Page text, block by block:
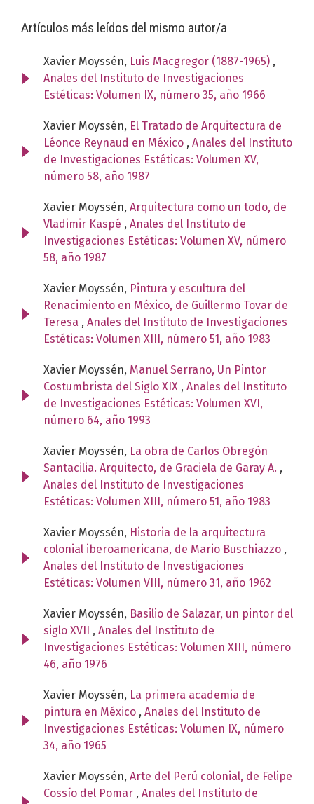
Artículos más leídos del mismo autor/a
Xavier Moyssén, Luis Macgregor (1887-1965) ,
Anales del Instituto de Investigaciones
Estéticas: Volumen IX, número 35, año 1966
Xavier Moyssén, El Tratado de Arquitectura de
Léonce Reynaud en México , Anales del Instituto
de Investigaciones Estéticas: Volumen XV,
número 58, año 1987
Xavier Moyssén, Arquitectura como un todo, de
Vladimir Kaspé , Anales del Instituto de
Investigaciones Estéticas: Volumen XV, número
58, año 1987
Xavier Moyssén, Pintura y escultura del
Renacimiento en México, de Guillermo Tovar de
Teresa , Anales del Instituto de Investigaciones
Estéticas: Volumen XIII, número 51, año 1983
Xavier Moyssén, Manuel Serrano, Un Pintor
Costumbrista del Siglo XIX , Anales del Instituto
de Investigaciones Estéticas: Volumen XVI,
número 64, año 1993
Xavier Moyssén, La obra de Carlos Obregón
Santacilia. Arquitecto, de Graciela de Garay A. ,
Anales del Instituto de Investigaciones
Estéticas: Volumen XIII, número 51, año 1983
Xavier Moyssén, Historia de la arquitectura
colonial iberoamericana, de Mario Buschiazzo ,
Anales del Instituto de Investigaciones
Estéticas: Volumen VIII, número 31, año 1962
Xavier Moyssén, Basilio de Salazar, un pintor del
siglo XVII , Anales del Instituto de
Investigaciones Estéticas: Volumen XIII, número
46, año 1976
Xavier Moyssén, La primera academia de
pintura en México , Anales del Instituto de
Investigaciones Estéticas: Volumen IX, número
34, año 1965
Xavier Moyssén, Arte del Perú colonial, de Felipe
Cossío del Pomar , Anales del Instituto de